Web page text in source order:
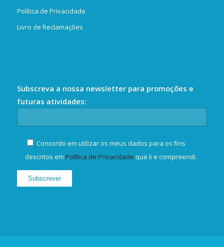
Política de Privacidade
Livro de Reclamações
Subscreva a nossa newsletter para promoções e
futuras atividades:
Concordo em utilizar os meus dados para os fins
descritos em Política de Privacidade que li e compreendi.